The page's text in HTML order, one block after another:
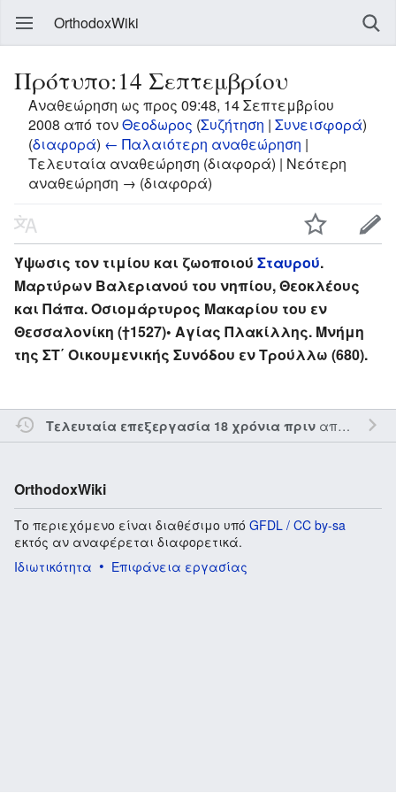
OrthodoxWiki
Πρότυπο:14 Σεπτεμβρίου
Αναθεώρηση ως προς 09:48, 14 Σεπτεμβρίου
2008 από τονΘεοδωρος (Συζήτηση | Συνεισφορά)
(διαφορά) ← Παλαιότερη αναθεώρηση |
Τελευταία αναθεώρηση (διαφορά) | Νεότερη
αναθεώρηση → (διαφορά)
Ύψωσις τον τιμίου και ζωοποιού Σταυρού.
Μαρτύρων Βαλεριανού του νηπίου, Θεοκλέους
και Πάπα. Οσιομάρτυρος Μακαρίου του εν
Θεσσαλονίκη (†1527)• Αγίας Πλακίλλης. Μνήμη
της ΣΤ΄ Οικουμενικής Συνόδου εν Τρούλλω (680).
Τελευταία επεξεργασία 18 χρόνια πριναπό τον την
OrthodoxWiki
Το περιεχόμενο είναι διαθέσιμο υπό GFDL / CC by-sa
εκτός αν αναφέρεται διαφορετικά.
Ιδιωτικότητα
Επιφάνεια εργασίας